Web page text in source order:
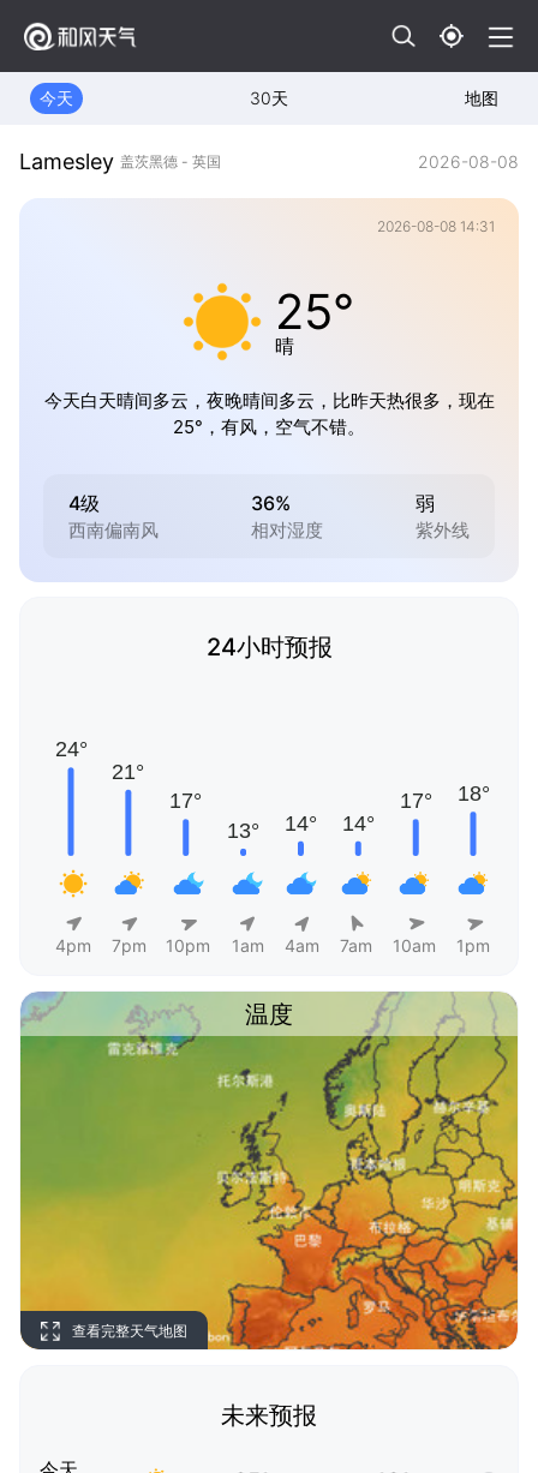
今天 30天 地图
Lamesley 盖茨黑德 - 英国 2026-08-08
2026-08-08 14:31
25°
晴
今天白天晴间多云，夜晚晴间多云，比昨天热很多，现在
25°，有风，空气不错。
4级
西南偏南风
36%
相对湿度
弱
紫外线
24小时预报
4pm 7pm 10pm 1am 4am 7am 10am 1pm
温度
查看完整天气地图
未来预报